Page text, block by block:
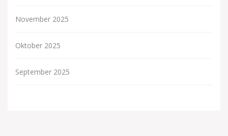
November 2025
Oktober 2025
September 2025